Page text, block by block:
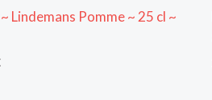
Lindemans Pomme ~ 25 cl ~